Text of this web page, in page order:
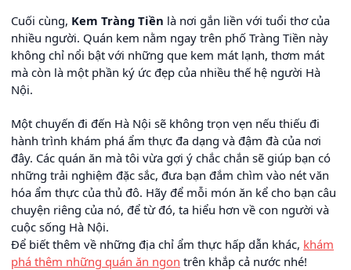
Cuối cùng, Kem Tràng Tiền là nơi gắn liền với tuổi thơ của
nhiều người. Quán kem nằm ngay trên phố Tràng Tiền này
không chỉ nổi bật với những que kem mát lạnh, thơm mát
mà còn là một phần ký ức đẹp của nhiều thế hệ người Hà
Nội.
Một chuyến đi đến Hà Nội sẽ không trọn vẹn nếu thiếu đi
hành trình khám phá ẩm thực đa dạng và đậm đà của nơi
đây. Các quán ăn mà tôi vừa gợi ý chắc chắn sẽ giúp bạn có
những trải nghiệm đặc sắc, đưa bạn đắm chìm vào nét văn
hóa ẩm thực của thủ đô. Hãy để mỗi món ăn kể cho bạn câu
chuyện riêng của nó, để từ đó, ta hiểu hơn về con người và
cuộc sống Hà Nội.
Để biết thêm về những địa chỉ ẩm thực hấp dẫn khác, khám
phá thêm những quán ăn ngon trên khắp cả nước nhé!